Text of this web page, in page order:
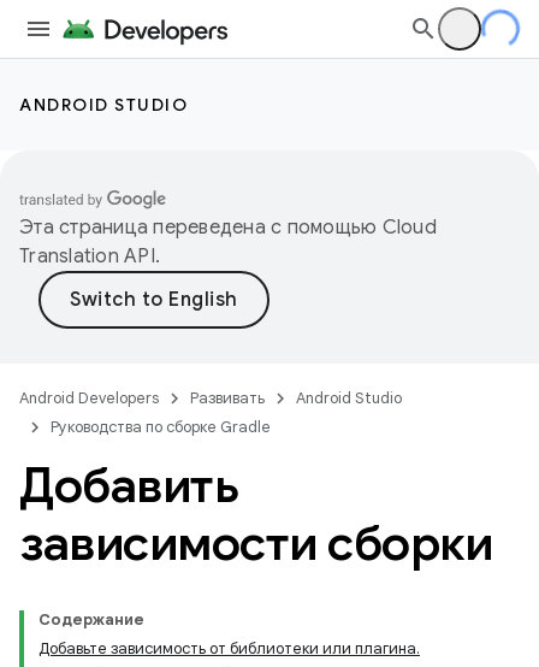
ANDROID STUDIO
Эта страница переведена с помощью Cloud
Translation API.
Android Developers Развивать
Android Studio
Руководства по сборке Gradle
Добавить
зависимости сборки
Содержание
Добавьте зависимость от библиотеки или плагина.